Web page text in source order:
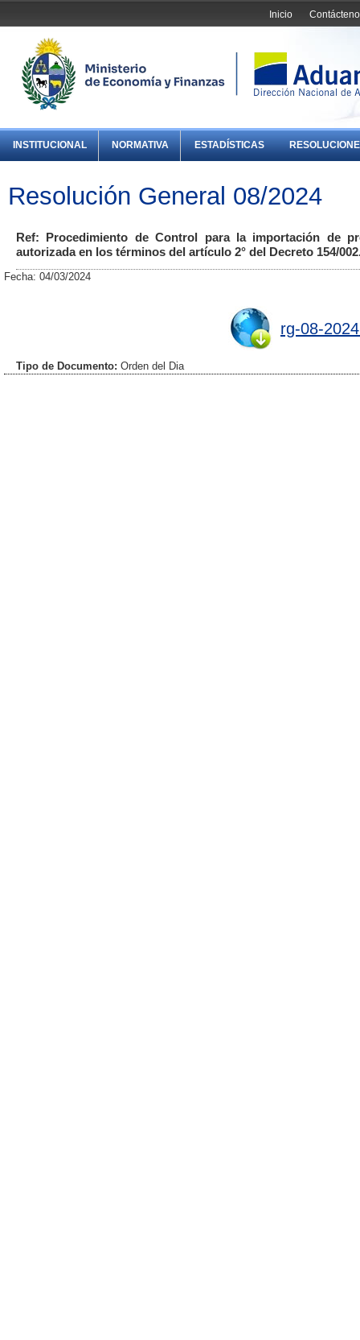
Inicio
INSTITUCIONAL NORMATIVA ESTADÍSTICAS
Resolución General 08/2024
Ref: Procedimiento de Control para la importación de
autorizada en los términos del artículo 2° del Decreto 154/
Fecha: 04/03/2024
rg-08-
Tipo de Documento: Orden del Dia